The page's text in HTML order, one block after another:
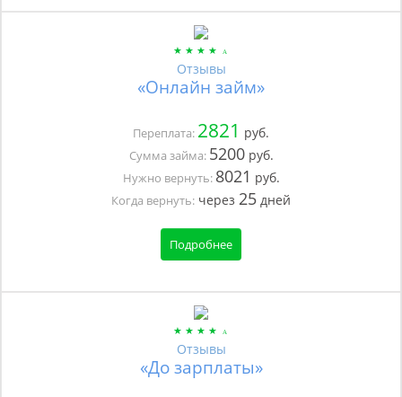
Отзывы
«Онлайн займ»
Переплата: 2821 руб.
Сумма займа: 5200руб.
Нужно вернуть: 8021 руб.
Когда вернуть: через 25 дней
Подробнее
Отзывы
«До зарплаты»